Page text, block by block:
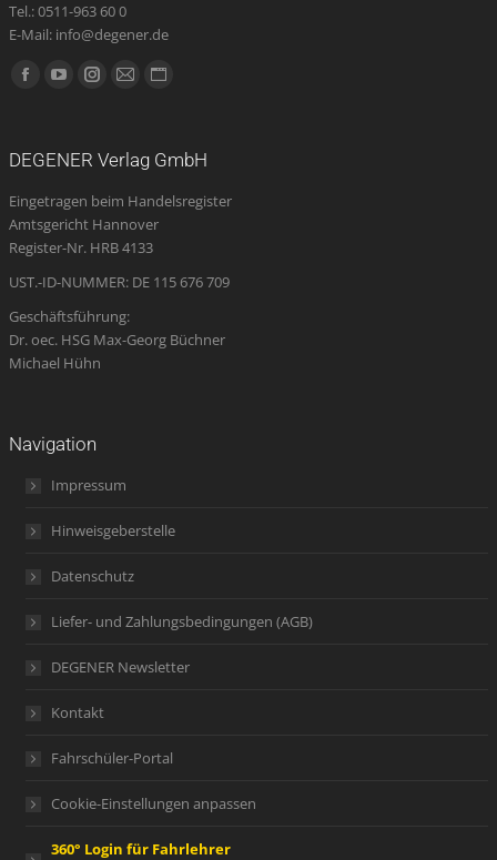
Tel.: 0511-963 60 0
E-Mail: info@degener.de
Finden Sie uns auf:
Facebook
new
window
YouTube
new
window
Instagram
new
window
E-
opens
in
new
Website
new
DEGENER Verlag GmbH
Eingetragen beim Handelsregister
Amtsgericht Hannover
Register-Nr. HRB 4133
UST.-ID-NUMMER: DE 115 676 709
Geschäftsführung:
Dr. oec. HSG Max-Georg Büchner
Michael Hühn
Navigation
Impressum
Hinweisgeberstelle
Datenschutz
Liefer- und Zahlungsbedingungen (AGB)
DEGENER Newsletter
Kontakt
Fahrschüler-Portal
Cookie-Einstellungen anpassen
360° Login für Fahrlehrer